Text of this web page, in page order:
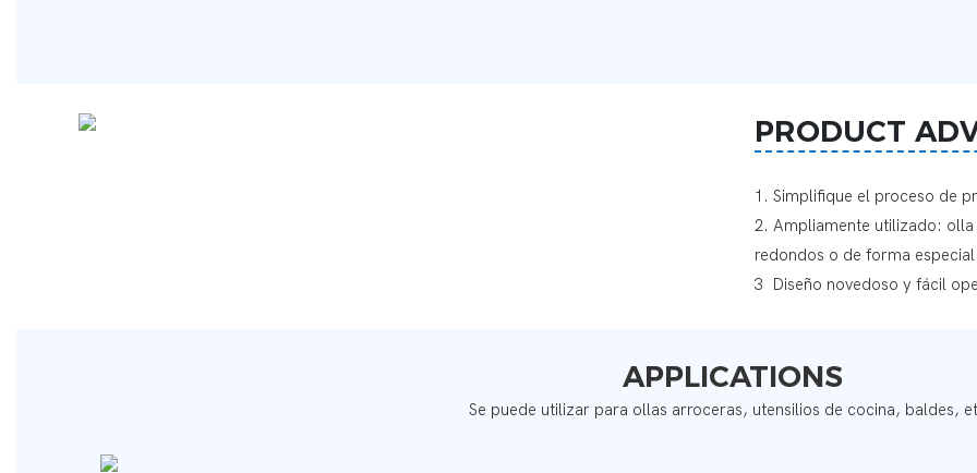
PRODUCT
1. Simplifique el proceso de
2. Ampliamente utilizado:
redondos o de forma especial.
3
Diseño novedoso y fácil
APPLICATIONS
Se puede utilizar para ollas arroceras, utensilios de cocina, baldes,